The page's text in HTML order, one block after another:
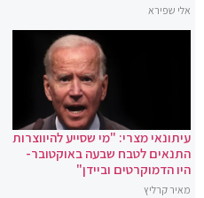
אלי שפירא
עיתונאי מצרי: "מי שסייע להיווצרות
התנאים לטבח שבעה באוקטובר-
היו הדמוקרטים וביידן"
מאיר קרליץ